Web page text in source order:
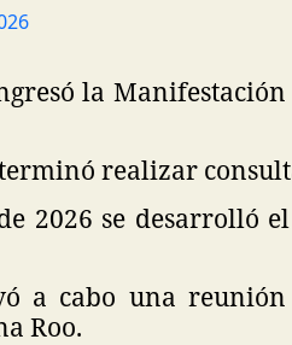
la
realizar
2026 se desarrolló
a cabo una
Roo.